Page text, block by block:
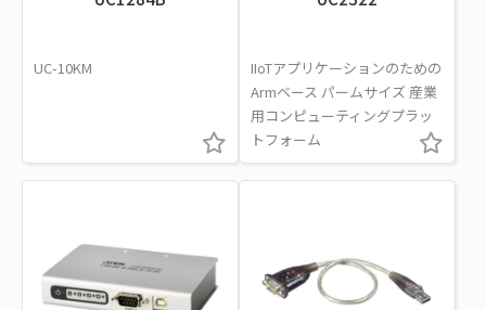
UC-10KM
IIoTアプリケーションのための
Armベース パームサイズ 産業
用コンピューティングプラッ
トフォーム